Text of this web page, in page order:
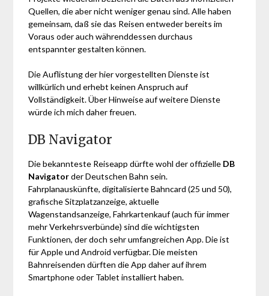
Quellen, die aber nicht weniger genau sind. Alle haben
gemeinsam, daß sie das Reisen entweder bereits im
Voraus oder auch währenddessen durchaus
entspannter gestalten können.
Die Auflistung der hier vorgestellten Dienste ist
willkürlich und erhebt keinen Anspruch auf
Vollständigkeit. Über Hinweise auf weitere Dienste
würde ich mich daher freuen.
DB Navigator
Die bekannteste Reiseapp dürfte wohl der offizielle DB
Navigatorder Deutschen Bahn sein.
Fahrplanauskünfte, digitalisierte Bahncard (25 und 50),
grafische Sitzplatzanzeige, aktuelle
Wagenstandsanzeige, Fahrkartenkauf (auch für immer
mehr Verkehrsverbünde) sind die wichtigsten
Funktionen, der doch sehr umfangreichen App. Die ist
für Apple und Android verfügbar. Die meisten
Bahnreisenden dürften die App daher auf ihrem
Smartphone oder Tablet installiert haben.